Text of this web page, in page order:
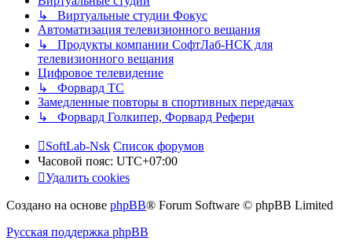
↳ Виртуальные студии Фокус
Автоматизация телевизионного вещания
↳ Продукты компании СофтЛаб-НСК для
телевизионного вещания
Цифровое телевидение
↳ Форвард ТС
Замедленные повторы в спортивных передачах
↳ Форвард Голкипер, Форвард Рефери
SoftLab-Nsk Список форумов
Часовой пояс: UTC+07:00
Удалить cookies
Создано на основе phpBB® Forum Software © phpBB Limited
Русская поддержка phpBB